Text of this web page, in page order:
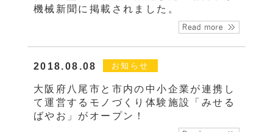
機械新聞に掲載されました。
2018.08.08 お知らせ
大阪府八尾市と市内の中小企業が連携し
て運営するモノづくり体験施設「みせる
ばやお」がオープン！